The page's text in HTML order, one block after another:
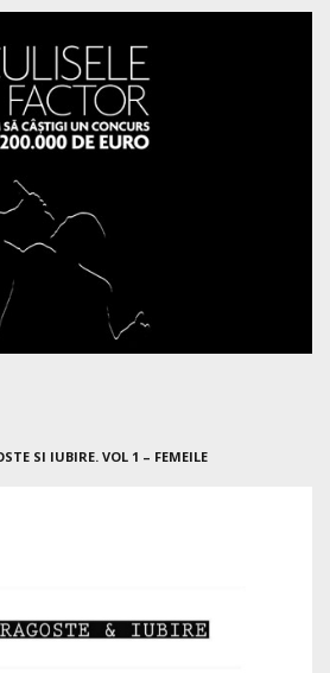
SI IUBIRE. VOL 1 – FEMEILE